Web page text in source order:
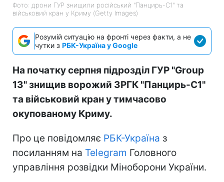
Фото: дрони ГУР знищили російський "Панцирь-С1" та
військовий кран у Криму (Getty Images)
Розумій ситуацію на фронті через факти, а не
чутки з РБК-Україна у Google
На початку серпня підрозділ ГУР "Group
13" знищив ворожий ЗРГК "Панцирь-С1"
та військовий кран у тимчасово
окупованому Криму.
Про це повідомляє РБК-Україна з
посиланням на Telegram Головного
управління розвідки Міноборони України.